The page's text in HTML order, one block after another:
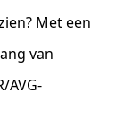
Met een
van
AVG-